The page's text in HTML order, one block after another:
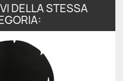
DELLA STESSA